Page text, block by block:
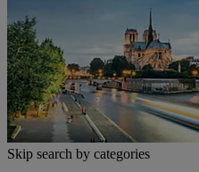
Skip search by categories